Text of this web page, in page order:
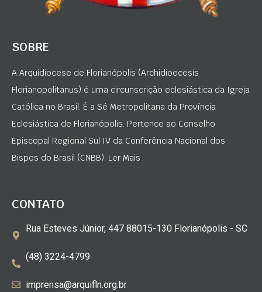
SOBRE
A Arquidiocese de Florianópolis (Archidioecesis
Florianopolitanus) é uma circunscrição eclesiástica da Igreja
Católica no Brasil. É a Sé Metropolitana da Província
Eclesiástica de Florianópolis. Pertence ao Conselho
Episcopal Regional Sul IV da Conferência Nacional dos
Bispos do Brasil (CNBB). Ler Mais
CONTATO
Rua Esteves Júnior, 447 88015-130 Florianópolis - SC
(48) 3224-4799
imprensa@arquifln.org.br